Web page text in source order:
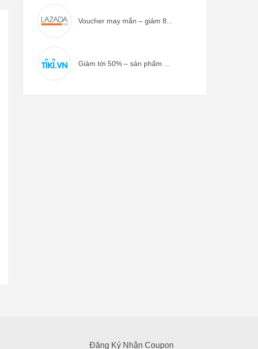
Voucher may mắn – giảm 8...
Giảm tới 50% – sản phẩm ...
Đăng Ký Nhận Coupon